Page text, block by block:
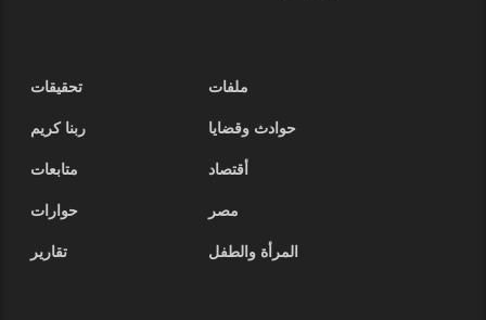
ملفات
تحقيقات
حوادث وقضايا
ربنا كريم
أقتصاد
متابعات
مصر
حوارات
المرأة والطفل
تقارير